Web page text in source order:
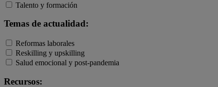
Talento y formación
Temas de actualidad:
Reformas laborales
Reskilling y upskilling
Salud emocional y post-pandemia
Recursos: